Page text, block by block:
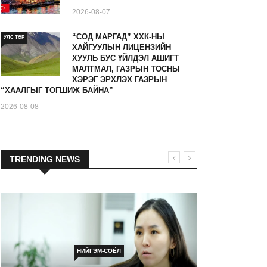
2026-08-07
УЛС ТӨР
“СОД МАРГАД” ХХК-НЫ
ХАЙГУУЛЫН ЛИЦЕНЗИЙН
ХУУЛЬ БУС ҮЙЛДЭЛ АШИГТ
МАЛТМАЛ, ГАЗРЫН ТОСНЫ
ХЭРЭГ ЭРХЛЭХ ГАЗРЫН
“ХААЛГЫГ ТОГШИЖ БАЙНА”
2026-08-08
TRENDING NEWS
НИЙГЭМ-СОЁЛ